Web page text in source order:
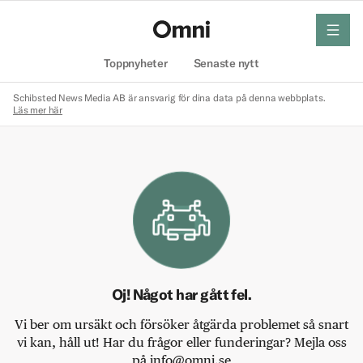
Toppnyheter Senaste nytt
meny
Schibsted News Media AB är ansvarig för dina data på denna webbplats.
Läs mer här
Oj! Något har gått fel.
Vi ber om ursäkt och försöker åtgärda problemet så snart
vi kan, håll ut! Har du frågor eller funderingar? Mejla oss